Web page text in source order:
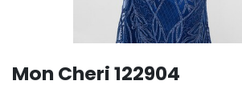
Mon Cheri 122904